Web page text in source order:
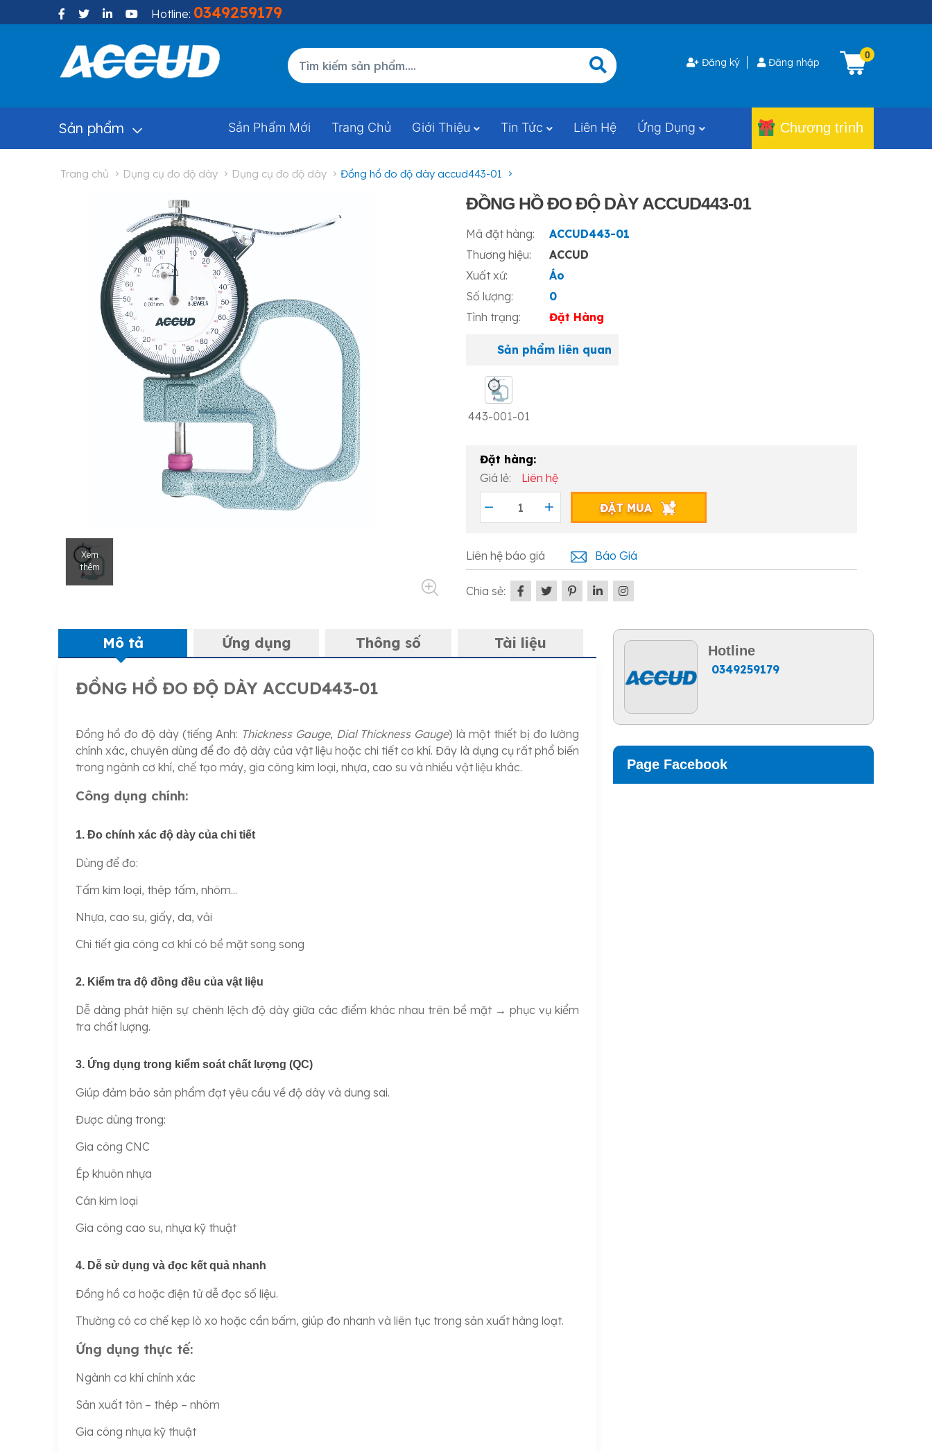
Hotline: 0349259179
Đăng ký Đăng nhập
0
Sản phẩm Sản Phẩm Mới Trang Chủ Giới Thiệu Tin Tức Liên Hệ Ứng Dụng Chương trình
trang chủ dụng cụ đo độ dày dụng cụ đo độ dày đồng hồ đo độ dày accud443-01
Xem
thêm
ĐỒNG HỒ ĐO ĐỘ DÀY ACCUD443-01
Mã đặt hàng:
ACCUD443-01
Thương hiệu:
ACCUD
Xuất xứ:
Áo
Số lượng:
0
Tình trạng:
Đặt Hàng
Sản phẩm liên quan
443-001-01
Đặt hàng:
Giá lẻ:
Liên hệ
ĐẶT MUA
Liên hệ báo giá Báo Giá
Chia sẻ:
Mô tả Ứng dụng Thông số Tài liệu
ĐỒNG HỒ ĐO ĐỘ DÀY ACCUD443-01
Đồng hồ đo độ dày (tiếng Anh: Thickness Gauge, Dial Thickness Gauge) là một thiết bị đo lường
chính xác, chuyên dùng để đo độ dày của vật liệu hoặc chi tiết cơ khí. Đây là dụng cụ rất phổ biến
trong ngành cơ khí, chế tạo máy, gia công kim loại, nhựa, cao su và nhiều vật liệu khác.
Công dụng chính:
1. Đo chính xác độ dày của chi tiết
Dùng để đo:
Tấm kim loại, thép tấm, nhôm...
Nhựa, cao su, giấy, da, vải
Chi tiết gia công cơ khí có bề mặt song song
2. Kiểm tra độ đồng đều của vật liệu
Dễ dàng phát hiện sự chênh lệch độ dày giữa các điểm khác nhau trên bề mặt → phục vụ kiểm
tra chất lượng.
3. Ứng dụng trong kiểm soát chất lượng (QC)
Giúp đảm bảo sản phẩm đạt yêu cầu về độ dày và dung sai.
Được dùng trong:
Gia công CNC
Ép khuôn nhựa
Cán kim loại
Gia công cao su, nhựa kỹ thuật
4. Dễ sử dụng và đọc kết quả nhanh
Đồng hồ cơ hoặc điện tử dễ đọc số liệu.
Thường có cơ chế kẹp lò xo hoặc cần bấm, giúp đo nhanh và liên tục trong sản xuất hàng loạt.
Ứng dụng thực tế:
Ngành cơ khí chính xác
Sản xuất tôn – thép – nhôm
Gia công nhựa kỹ thuật
Hotline
0349259179
Page Facebook